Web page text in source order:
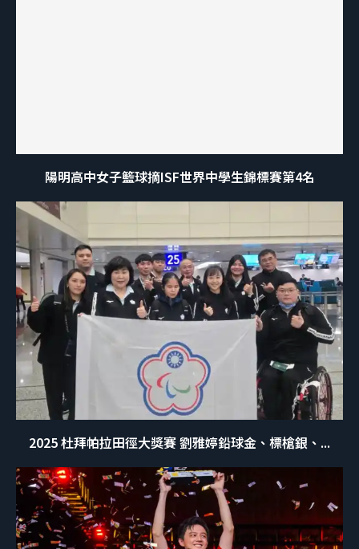
陽明高中女子籃球摘ISF世界中學生錦標賽第4名
2025 杜拜帕拉田徑大獎賽 劉雅婷鉛球金、標槍銀、...